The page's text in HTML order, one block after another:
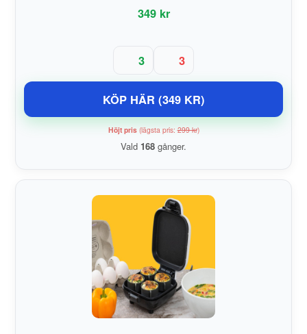
349 kr
3 3
KÖP HÄR (349 KR)
Höjt pris(lägsta pris:299 kr)
Vald 168 gånger.